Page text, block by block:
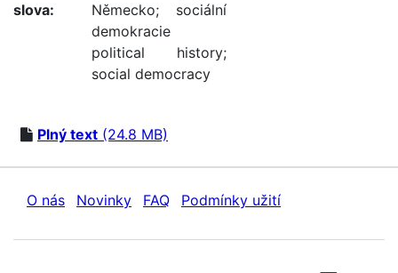
slova:
Německo; sociální
demokracie
political history;
social democracy
Plný text (24.8 MB)
O nás Novinky FAQ Podmínky užití